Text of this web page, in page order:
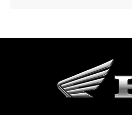
ホンダドリーム 水戸北